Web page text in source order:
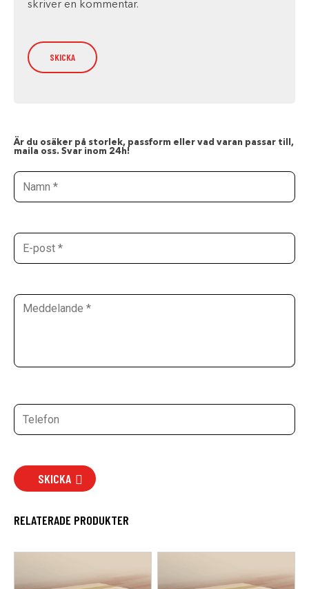
skriver en kommentar.
Är du osäker på storlek, passform eller vad varan passar till,
maila oss. Svar inom 24h!
SKICKA
RELATERADE PRODUKTER